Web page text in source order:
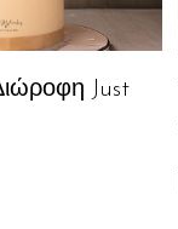
Just